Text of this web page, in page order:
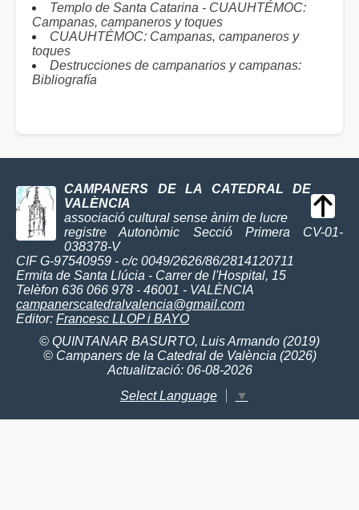
Templo de Santa Catarina - CUAUHTÉMOC:
Campanas, campaneros y toques
CUAUHTÉMOC: Campanas, campaneros y
toques
Destrucciones de campanarios y campanas:
Bibliografía
CAMPANERS DE LA CATEDRAL DE
VALÈNCIA
associació cultural sense ànim de lucre
registre Autonòmic Secció Primera CV-01-
038378-V
CIF G-97540959 - c/c 0049/2626/86/2814120711
Ermita de Santa Llúcia - Carrer de l'Hospital, 15
Telèfon 636 066 978 - 46001 - VALÈNCIA
campanerscatedralvalencia@gmail.com
Editor: Francesc LLOP i BAYO
© QUINTANAR BASURTO, Luis Armando (2019)
© Campaners de la Catedral de València (2026)
Actualització: 06-08-2026
Select Language
▼